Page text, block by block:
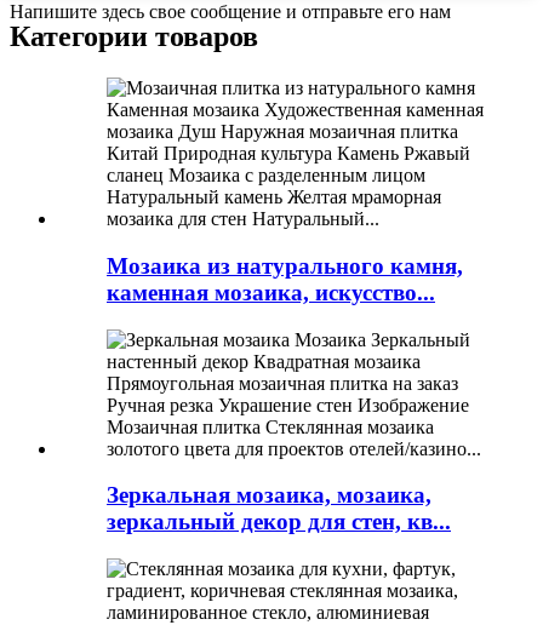
Напишите здесь свое сообщение и отправьте его нам
Категории товаров
Мозаика из натурального камня,
каменная мозаика, искусство...
Зеркальная мозаика, мозаика,
зеркальный декор для стен, кв...